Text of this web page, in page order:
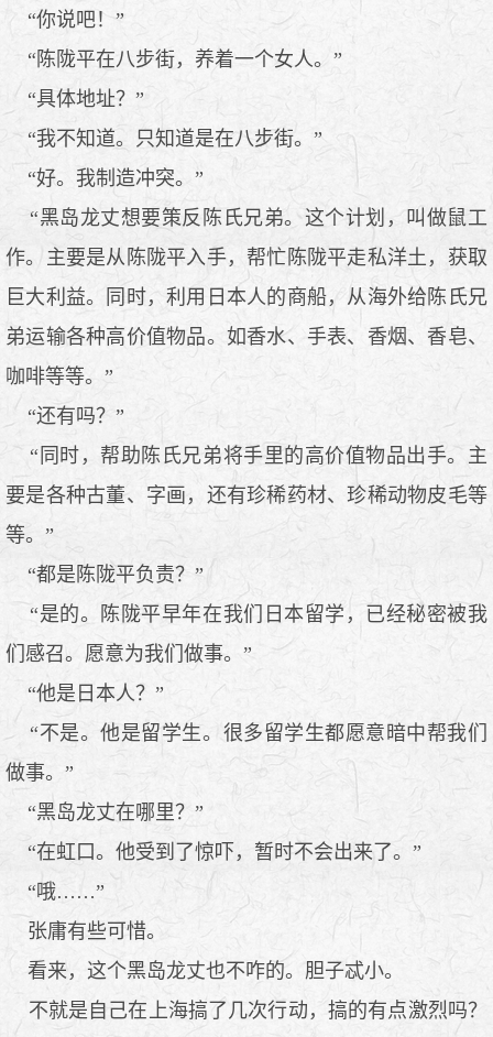
“你说吧！”
“陈陇平在八步街，养着一个女人。”
“具体地址？”
“我不知道。只知道是在八步街。”
“好。我制造冲突。”
“黑岛龙丈想要策反陈氏兄弟。这个计划，叫做鼠工
作。主要是从陈陇平入手，帮忙陈陇平走私洋土，获取
巨大利益。同时，利用日本人的商船，从海外给陈氏兄
弟运输各种高价值物品。如香水、手表、香烟、香皂、
咖啡等等。”
“还有吗？”
“同时，帮助陈氏兄弟将手里的高价值物品出手。主
要是各种古董、字画，还有珍稀药材、珍稀动物皮毛等
等。”
“都是陈陇平负责？”
“是的。陈陇平早年在我们日本留学，已经秘密被我
们感召。愿意为我们做事。”
“他是日本人？”
“不是。他是留学生。很多留学生都愿意暗中帮我们
做事。”
“黑岛龙丈在哪里？”
“在虹口。他受到了惊吓，暂时不会出来了。”
“哦……”
张庸有些可惜。
看来，这个黑岛龙丈也不咋的。胆子忒小。
不就是自己在上海搞了几次行动，搞的有点激烈吗？